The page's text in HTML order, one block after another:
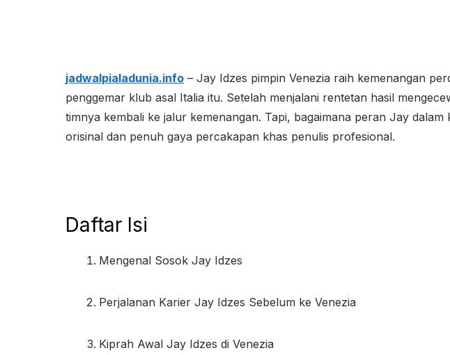
jadwalpialadunia.info – Jay Idzes pimpin Venezia raih kemenangan
penggemar klub asal Italia itu. Setelah menjalani rentetan hasil
timnya kembali ke jalur kemenangan. Tapi, bagaimana peran Jay
orisinal dan penuh gaya percakapan khas penulis profesional.
Daftar Isi
Mengenal Sosok Jay Idzes
Perjalanan Karier Jay Idzes Sebelum ke Venezia
Kiprah Awal Jay Idzes di Venezia